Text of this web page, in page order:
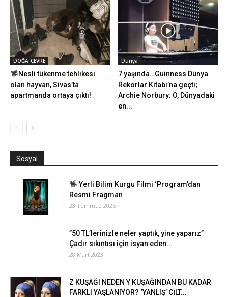
DOĞA-ÇEVRE
Nesli tükenme tehlikesi
olan hayvan, Sivas’ta
apartmanda ortaya çıktı!
Dünya
7 yaşında…Guinness Dünya
Rekorlar Kitabı’na geçti;
Archie Norbury: O, Dünyadaki
en...
Sosyal
Yerli Bilim Kurgu Filmi ‘Program’dan
Resmi Fragman
23 Temmuz 2025
”50 TL’lerinizle neler yaptık, yine yaparız”
Çadır sıkıntısı için isyan eden...
28 Mart 2023
Z KUŞAĞI NEDEN Y KUŞAĞINDAN BU KADAR
FARKLI YAŞLANIYOR? ‘YANLIŞ’ CİLT...